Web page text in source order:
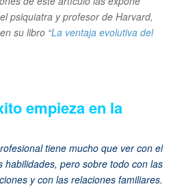
psiquiatra y profesor de Harvard,
su libro “La ventaja evolutiva del
empieza en la
tiene mucho que ver con el
habilidades, pero sobre todo con las
y con las relaciones familiares.